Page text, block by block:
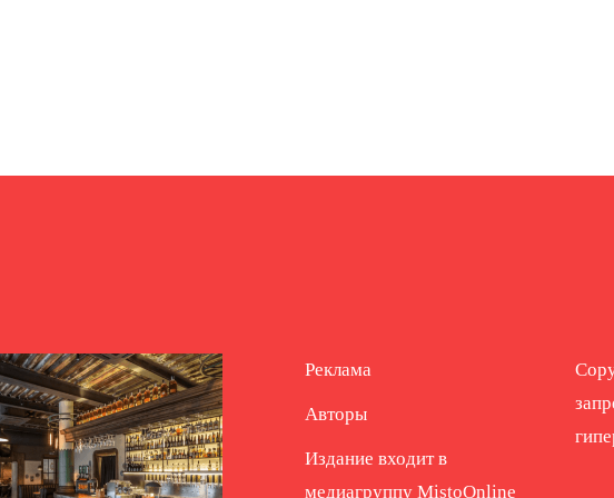
Реклама
Авторы
Издание входит в
медиагруппу MistoOnline